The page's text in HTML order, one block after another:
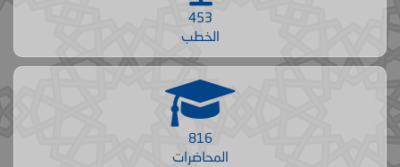
453
الخطب
816
المحاضرات